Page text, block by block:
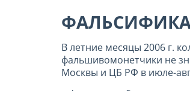
В летние месяцы 2006 г.
фальшивомонетчики не
Москвы и ЦБ РФ в июле-